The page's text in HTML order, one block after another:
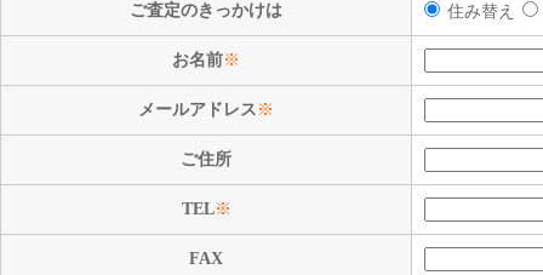
ご査定のきっかけは 住み替え
お名前※
メールアドレス ※
ご住所
TEL※
FAX